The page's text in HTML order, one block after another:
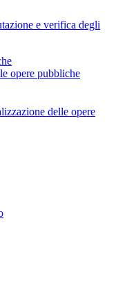
e verifica degli
opere pubbliche
delle opere